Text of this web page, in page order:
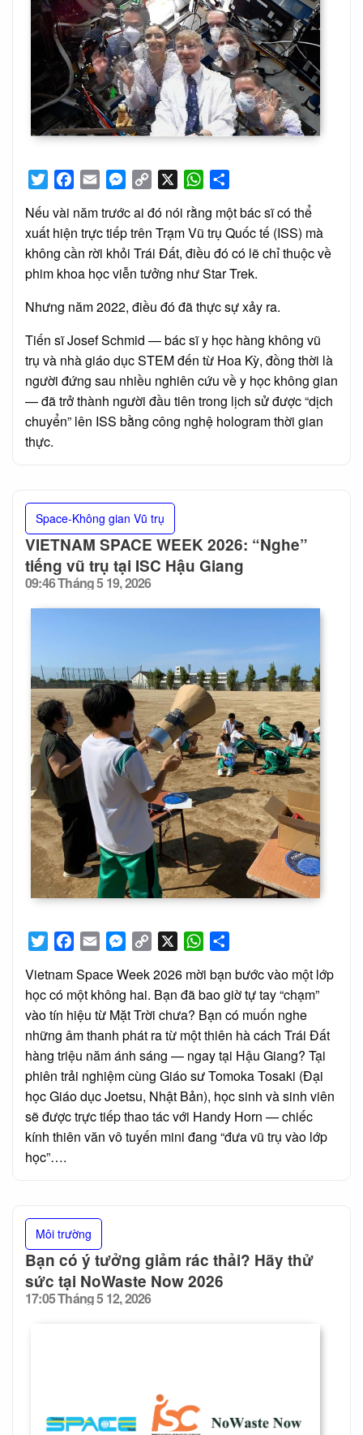
TwitterFacebook
Email Messenger
Copy
WhatsApp
Nếu vài năm trước ai đó nói rằng một bác sĩ có thể
xuất hiện trực tiếp trên Trạm Vũ trụ Quốc tế (ISS) mà
không cần rời khỏi Trái Đất, điều đó có lẽ chỉ thuộc về
phim khoa học viễn tưởng như Star Trek.
Nhưng năm 2022, điều đó đã thực sự xảy ra.
Tiến sĩ Josef Schmid — bác sĩ y học hàng không vũ
trụ và nhà giáo dục STEM đến từ Hoa Kỳ, đồng thời là
người đứng sau nhiều nghiên cứu về y học không gian
— đã trở thành người đầu tiên trong lịch sử được “dịch
chuyển” lên ISS bằng công nghệ hologram thời gian
thực.
TwitterFacebook
Email Messenger
Copy
WhatsApp
Vietnam Space Week 2026 mời bạn bước vào một lớp
học có một không hai. Bạn đã bao giờ tự tay “chạm”
vào tín hiệu từ Mặt Trời chưa? Bạn có muốn nghe
những âm thanh phát ra từ một thiên hà cách Trái Đất
hàng triệu năm ánh sáng — ngay tại Hậu Giang? Tại
phiên trải nghiệm cùng Giáo sư Tomoka Tosaki (Đại
học Giáo dục Joetsu, Nhật Bản), học sinh và sinh viên
sẽ được trực tiếp thao tác với Handy Horn — chiếc
kính thiên văn vô tuyến mini đang “đưa vũ trụ vào lớp
học”….
Space-Không gian Vũ trụ
VIETNAM SPACE WEEK 2026: “Nghe”
tiếng vũ trụ tại ISC Hậu Giang
Posted
on
09:46 Tháng 5 19, 2026
Môi trường
Bạn có ý tưởng giảm rác thải? Hãy thử
sức tại NoWaste Now 2026
Posted
17:05 Tháng 5 12, 2026